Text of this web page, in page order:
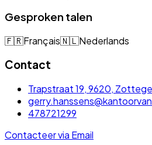
Gesproken talen
🇫🇷Français🇳🇱Nederlands
Contact
Trapstraat 19, 9620,
478721299
Contacteer via Email